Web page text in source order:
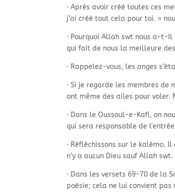
· Après avoir créé toutes ces
j’ai créé tout cela pour toi. »
· Pourquoi Allah swt nous a-t-
qui fait de nous la meilleure
· Rappelez-vous, les anges
· Si je regarde les membres
ont même des ailes pour voler.
· Dans le Oussoul-e-Kafi, on
qui sera responsable de
· Réfléchissons sur le kalémo.
n’y a aucun Dieu sauf Allah swt.
· Dans les versets 69-70 de la
poésie; cela ne lui convient pas